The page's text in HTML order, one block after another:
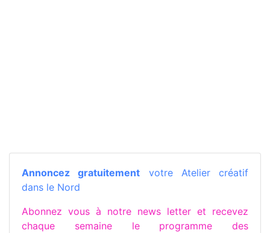
Annoncez gratuitement votre Atelier créatif
dans le Nord
Abonnez vous à notre news letter et recevez
chaque semaine le programme des